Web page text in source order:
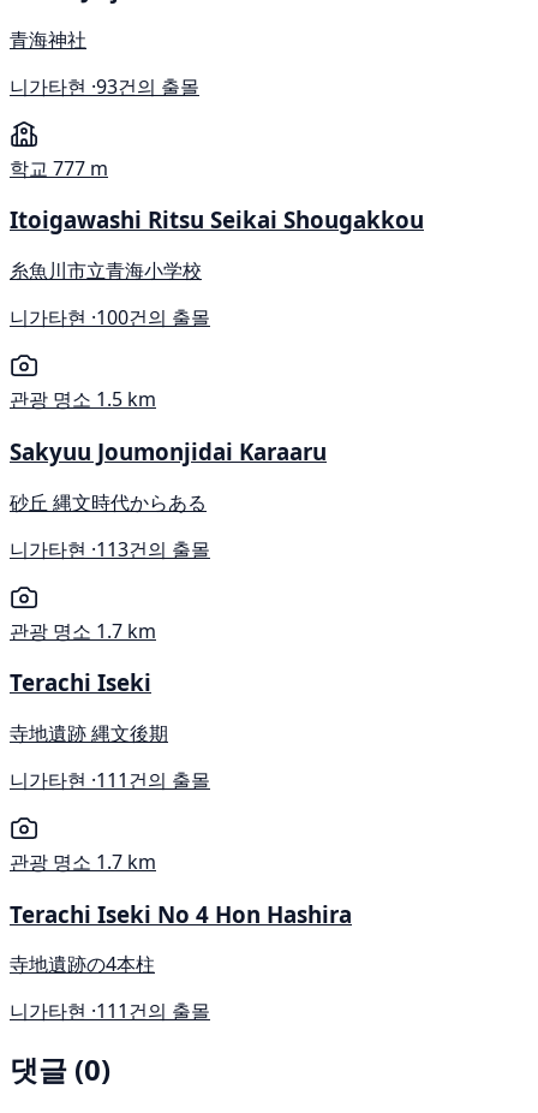
青海神社
니가타현 ·93건의 출몰
학교 777 m
Itoigawashi Ritsu Seikai Shougakkou
糸魚川市立青海小学校
니가타현 ·100건의 출몰
관광 명소 1.5 km
Sakyuu Joumonjidai Karaaru
砂丘 縄文時代からある
니가타현 ·113건의 출몰
관광 명소 1.7 km
Terachi Iseki
寺地遺跡 縄文後期
니가타현 ·111건의 출몰
관광 명소 1.7 km
Terachi Iseki No 4 Hon Hashira
寺地遺跡の4本柱
니가타현 ·111건의 출몰
댓글 (0)